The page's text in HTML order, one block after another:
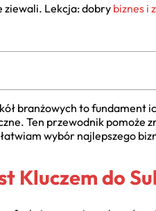
ziewali. Lekcja: dobry biznes i
branżowych to fundament
Ten przewodnik
wybór najlepszego
Kluczem do